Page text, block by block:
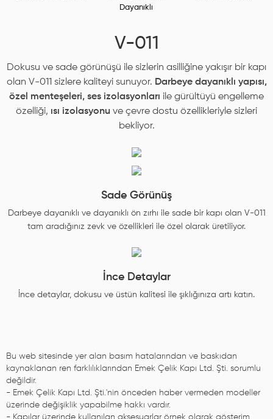
Dayanıklı
V-011
Dokusu ve sade görünüşü ile sizlerin asilliğine yakışır bir kapı
olan V-011 sizlere kaliteyi sunuyor. Darbeye dayanıklı yapısı,
özel menteşeleri, ses izolasyonları ile gürültüyü engelleme
özelliği, ısı izolasyonu ve çevre dostu özellikleriyle sizleri
bekliyor.
Sade Görünüş
Darbeye dayanıklı ve dayanıklı ön zırhı ile sade bir kapı olan V-011
tam aradığınız zevk ve özellikleri ile özel olarak üretiliyor.
İnce Detaylar
İnce detaylar, dokusu ve üstün kalitesi ile şıklığınıza artı katın.
Bu web sitesinde yer alan basım hatalarından ve baskıdan
kaynaklanan ren farklılıklarından Emek Çelik Kapı Ltd. Şti. sorumlu
değildir.
- Emek Çelik Kapı Ltd. Şti.'nin önceden haber vermeden modeller
üzerinde değişiklik yapabilme hakkı vardır.
- Kapılar üzerinde kullanılan aksesuarlar örnek olarak gösterim